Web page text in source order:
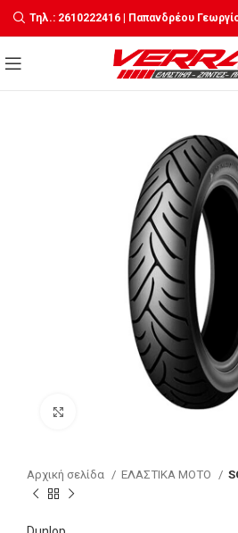
Τηλ.: 2610222416 | Παπανδρέου
Αρχική σελίδα ΕΛΑΣΤΙΚΑ MOTO